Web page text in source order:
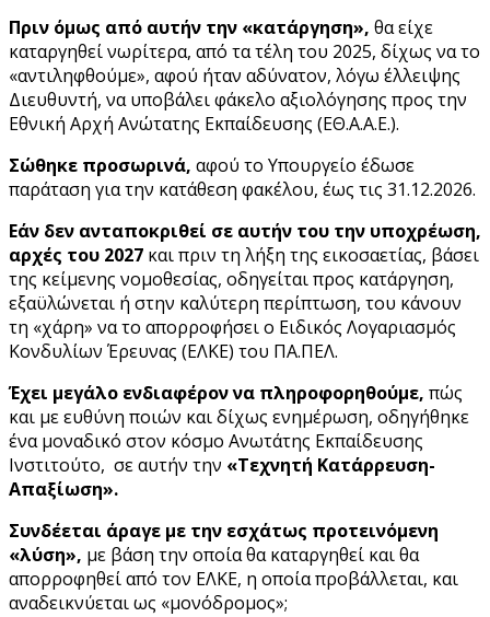
Πριν όμως από αυτήν την «κατάργηση», θα είχε
καταργηθεί νωρίτερα, από τα τέλη του 2025, δίχως να το
«αντιληφθούμε», αφού ήταν αδύνατον, λόγω έλλειψης
Διευθυντή, να υποβάλει φάκελο αξιολόγησης προς την
Εθνική Αρχή Ανώτατης Εκπαίδευσης (ΕΘ.Α.Α.Ε.).
Σώθηκε προσωρινά, αφού το Υπουργείο έδωσε
παράταση για την κατάθεση φακέλου, έως τις 31.12.2026.
Εάν δεν ανταποκριθεί σε αυτήν του την υποχρέωση,
αρχές του 2027 και πριν τη λήξη της εικοσαετίας, βάσει
της κείμενης νομοθεσίας, οδηγείται προς κατάργηση,
εξαϋλώνεται ή στην καλύτερη περίπτωση, του κάνουν
τη «χάρη» να το απορροφήσει ο Ειδικός Λογαριασμός
Κονδυλίων Έρευνας (ΕΛΚΕ) του ΠΑ.ΠΕΛ.
Έχει μεγάλο ενδιαφέρον να πληροφορηθούμε, πώς
και με ευθύνη ποιών και δίχως ενημέρωση, οδηγήθηκε
ένα μοναδικό στον κόσμο Ανωτάτης Εκπαίδευσης
Ινστιτούτο, σε αυτήν την «Τεχνητή Κατάρρευση-
Απαξίωση».
Συνδέεται άραγε με την εσχάτως προτεινόμενη
«λύση», με βάση την οποία θα καταργηθεί και θα
απορροφηθεί από τον ΕΛΚΕ, η οποία προβάλλεται, και
αναδεικνύεται ως «μονόδρομος»;